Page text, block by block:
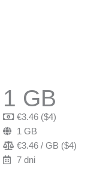
1 GB
€3.46 ($4)
1 GB
€3.46 / GB ($4)
7 dni